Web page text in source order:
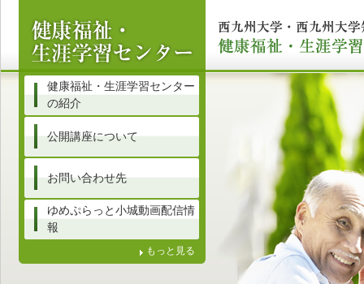
健康福祉・生涯学習センター
の紹介
公開講座について
お問い合わせ先
ゆめぷらっと小城動画配信情
報
もっと見る